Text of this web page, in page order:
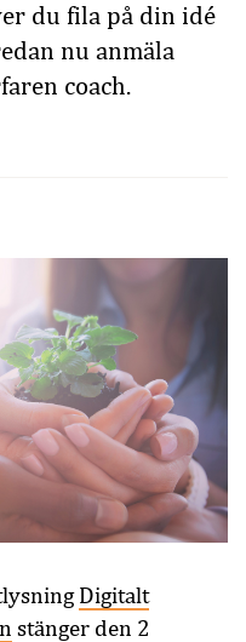
du fila på din idé
nu anmäla
coach.
Digitalt
stänger den 2